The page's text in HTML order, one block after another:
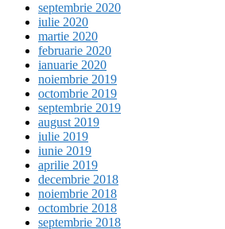
septembrie 2020
iulie 2020
martie 2020
februarie 2020
ianuarie 2020
noiembrie 2019
octombrie 2019
septembrie 2019
august 2019
iulie 2019
iunie 2019
aprilie 2019
decembrie 2018
noiembrie 2018
octombrie 2018
septembrie 2018